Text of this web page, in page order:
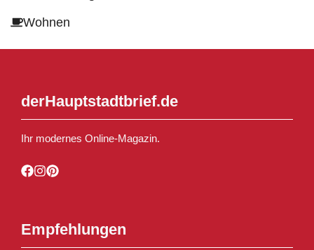
Wohnen
derHauptstadtbrief.de
Ihr modernes Online-Magazin.
Empfehlungen